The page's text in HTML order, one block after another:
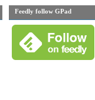
Feedly follow GPad